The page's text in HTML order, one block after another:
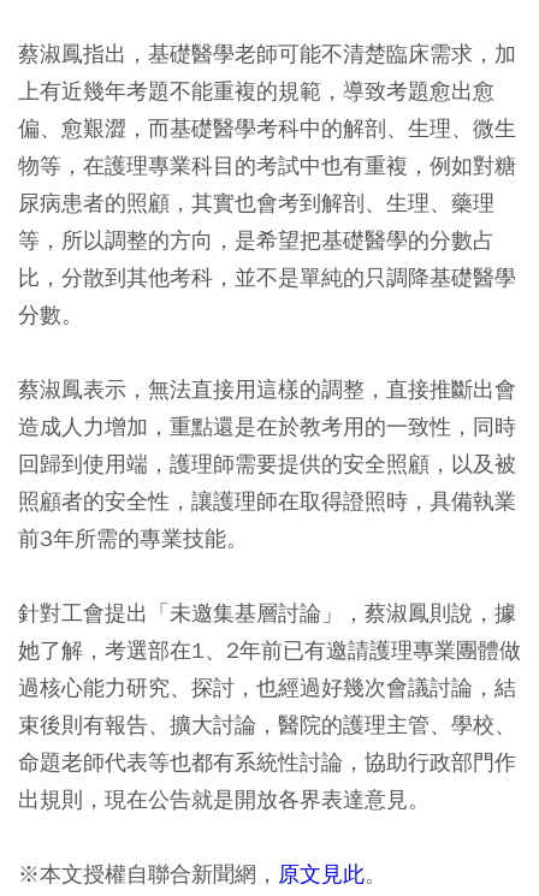
蔡淑鳳指出，基礎醫學老師可能不清楚臨床需求，加
上有近幾年考題不能重複的規範，導致考題愈出愈
偏、愈艱澀，而基礎醫學考科中的解剖、生理、微生
物等，在護理專業科目的考試中也有重複，例如對糖
尿病患者的照顧，其實也會考到解剖、生理、藥理
等，所以調整的方向，是希望把基礎醫學的分數占
比，分散到其他考科，並不是單純的只調降基礎醫學
分數。
蔡淑鳳表示，無法直接用這樣的調整，直接推斷出會
造成人力增加，重點還是在於教考用的一致性，同時
回歸到使用端，護理師需要提供的安全照顧，以及被
照顧者的安全性，讓護理師在取得證照時，具備執業
前3年所需的專業技能。
針對工會提出「未邀集基層討論」，蔡淑鳳則說，據
她了解，考選部在1、2年前已有邀請護理專業團體做
過核心能力研究、探討，也經過好幾次會議討論，結
束後則有報告、擴大討論，醫院的護理主管、學校、
命題老師代表等也都有系統性討論，協助行政部門作
出規則，現在公告就是開放各界表達意見。
※本文授權自聯合新聞網， 原文見此。